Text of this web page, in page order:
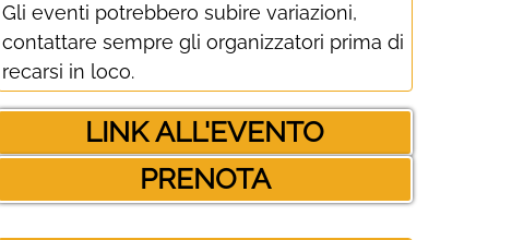
Gli eventi potrebbero subire variazioni,
contattare sempre gli organizzatori prima di
recarsi in loco.
LINK ALL'EVENTO
PRENOTA